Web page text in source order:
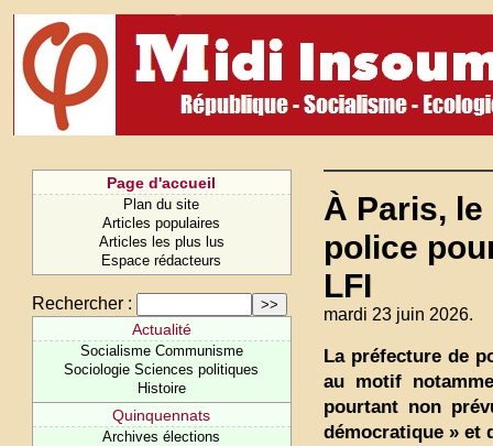
Page d'accueil
Plan du site
Articles populaires
Articles les plus lus
Espace rédacteurs
Rechercher :
Actualité
Socialisme Communisme
Sociologie Sciences politiques
Histoire
Quinquennats
Archives élections
À Paris,
police
LFI
mardi 23 juin 2026.
La préfecture de
au motif
pourtant non
démocratique » et